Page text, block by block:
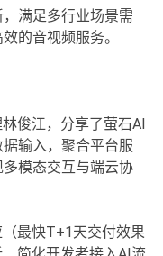
满足多行业场景需
的音视频服务。
俊江，分享了萤石AI
输入，聚合平台服
模态交互与端云协
最快T+1天交付效果